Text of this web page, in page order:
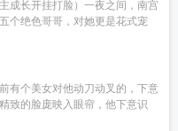
成长开挂打脸）一夜之间，南宫
个绝色哥哥，对她更是花式宠
有个美女对他动刀动叉的，下意
致的脸庞映入眼帘，他下意识